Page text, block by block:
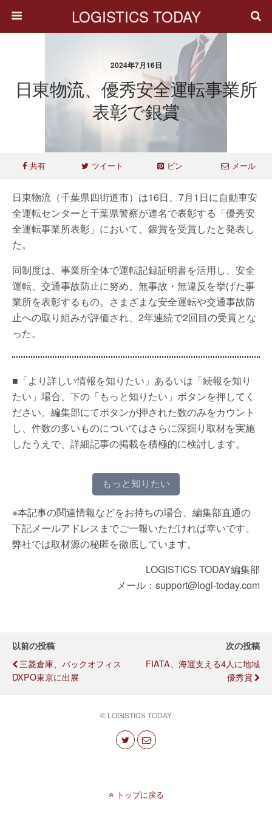
LOGISTICS TODAY
2024年7月16日
日東物流、優秀安全運転事業所
表彰で銀賞
共有 ツイート ピン メール
日東物流（千葉県四街道市）は16日、7月1日に自動車安
全運転センターと千葉県警察が連名で表彰する「優秀安
全運転事業所表彰」において、銀賞を受賞したと発表し
た。
同制度は、事業所全体で運転記録証明書を活用し、安全
運転、交通事故防止に努め、無事故・無違反を挙げた事
業所を表彰するもの。さまざまな安全運転や交通事故防
止への取り組みが評価され、2年連続で2回目の受賞とな
った。
■「より詳しい情報を知りたい」あるいは「続報を知り
たい」場合、下の「もっと知りたい」ボタンを押してく
ださい。編集部にてボタンが押された数のみをカウント
し、件数の多いものについてはさらに深掘り取材を実施
したうえで、詳細記事の掲載を積極的に検討します。
もっと知りたい
※本記事の関連情報などをお持ちの場合、編集部直通の
下記メールアドレスまでご一報いただければ幸いです。
弊社では取材源の秘匿を徹底しています。
LOGISTICS TODAY編集部
メール：support@logi-today.com
以前の投稿
三菱倉庫、バックオフィス
DXPO東京に出展
次の投稿
FIATA、海運支える4人に地域
優秀賞
© LOGISTICS TODAY
トップに戻る